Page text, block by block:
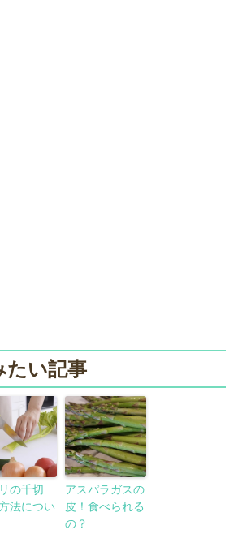
たい記事
の千切
法につい
アスパラガスの
皮！食べられる
の？